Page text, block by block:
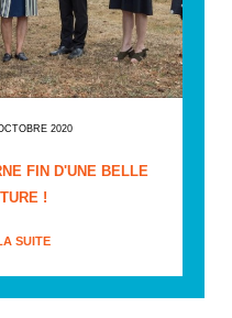
2020
FIN D'UNE BELLE
!
SUITE